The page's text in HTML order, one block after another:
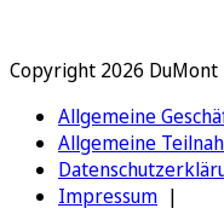
Copyright 2026 DuMont
Allgemeine
Allgemeine
Impressum